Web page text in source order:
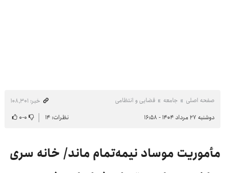
صفحه اصلی جامعه قضایی و انتظامی
خبر: ۱۰۸٬۳۰۱
دوشنبه ۲۷ مرداد ۱۴۰۴ - ۱۶:۵۸
نظرات: ۱۴ ۰-۰
مأموریت موساد نیمه‌تمام ماند/ خانه سری